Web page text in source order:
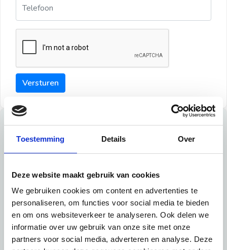
Toestemming Details Over
Deze website maakt gebruik van cookies
We gebruiken cookies om content en advertenties te
personaliseren, om functies voor social media te bieden
en om ons websiteverkeer te analyseren. Ook delen we
informatie over uw gebruik van onze site met onze
partners voor social media, adverteren en analyse. Deze
Versturen
Tips
Tip 1:
Schrijf een duidelijke introductie en geef de volgende
informatie mee:
Ben je student, werkachtig of werkzoekend